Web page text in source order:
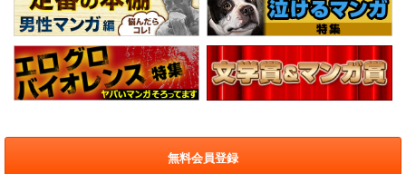
無料会員登録